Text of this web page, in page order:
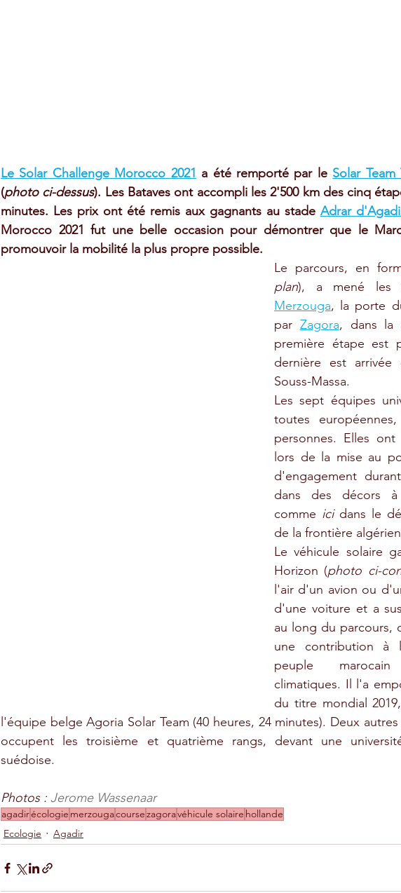
Le Solar Challenge Morocco 2021 a été remporté par le Solar Team
(photo ci-dessus). Les Bataves ont accompli les 2'500 km des cinq
minutes. Les prix ont été remis aux gagnants au stade Adrar
Morocco 2021 fut une belle occasion pour démontrer que le
promouvoir la mobilité la plus propre possible.
Le parcours, en
plan
Merzouga, la porte
par Zagora, dans la
première étape est
dernière est
Souss-Massa.
Les sept équipes
toutes
personnes. Elles
lors de la mise au
d'engagement
dans des décors
comme ici dans le
de la frontière
Le véhicule solaire
Horizon (photo ci-
l'air d'un avion ou
d'une voiture et a
au long du parcours,
une contribution à
peuple
climatiques. Il l'a
du titre mondial
l'équipe belge Agoria Solar Team (40 heures, 24 minutes). Deux
occupent les troisième et quatrième rangs, devant une
suédoise.
Photos : Jerome Wassenaar
agadirécologie merzougacoursezagoravéhicule solaire hollande
Ecologie
Agadir